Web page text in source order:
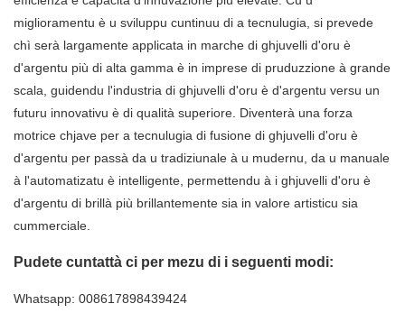
miglioramentu è u sviluppu cuntinuu di a tecnulugia, si prevede
chì serà largamente applicata in marche di ghjuvelli d'oru è
d'argentu più di alta gamma è in imprese di pruduzzione à grande
scala, guidendu l'industria di ghjuvelli d'oru è d'argentu versu un
futuru innovativu è di qualità superiore. Diventerà una forza
motrice chjave per a tecnulugia di fusione di ghjuvelli d'oru è
d'argentu per passà da u tradiziunale à u mudernu, da u manuale
à l'automatizatu è intelligente, permettendu à i ghjuvelli d'oru è
d'argentu di brillà più brillantemente sia in valore artisticu sia
cummerciale.
Pudete cuntattà ci per mezu di i seguenti modi:
Whatsapp: 008617898439424